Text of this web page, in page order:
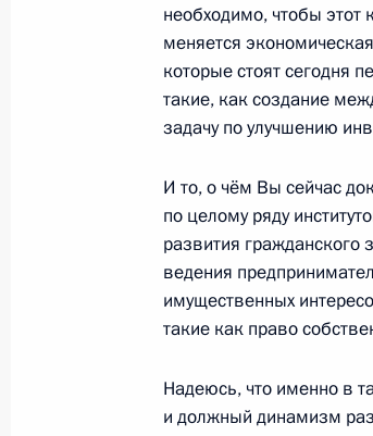
Рабочая встреча с
Коноваловым
7 июня 2011 года, 14:30
Заседание
по противодействию
24 мая 2011 года, 18:00
Санкт-
необходимо, чтобы этот
меняется
которые стоят сегодня
такие, как создание
задачу по улучшению
И то, о чём Вы сейчас
по целому ряду
развития гражданского
ведения
имущественных
такие как право
Надеюсь, что именно в
и должный динамизм